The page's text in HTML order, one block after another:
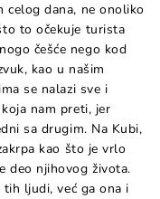
celog dana, ne onoliko
to očekuje turista
češće nego kod
kao u našim
se nalazi sve i
nam preti, jer
sa drugim. Na Kubi,
kao što je vrlo
deo njihovog života.
ljudi, već ga ona i